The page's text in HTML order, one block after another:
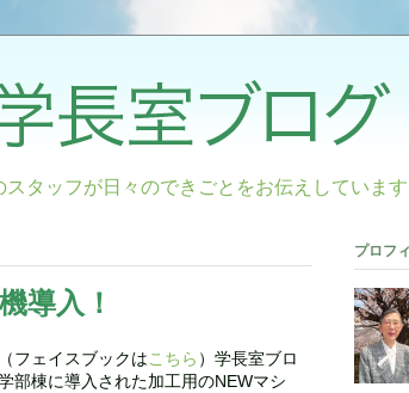
タッフが日々のできごとをお伝えしています
導入！
（フェイスブックはこちら ）学長室ブロ
部棟に導入された加工用のNEWマシ
プロフ